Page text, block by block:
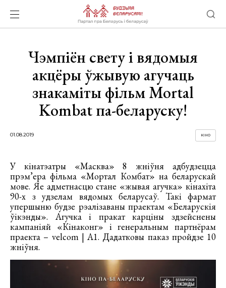
Чэмпіён свету і вядомыя
акцёры ўжывую агучаць
знакаміты фільм Mortal
Kombat па-беларуску!
01.08.2019 КІНО
У кінатэатры «Масква» 8 жніўня адбудзецца
прэм’ера фільма «Мортал Комбат» на беларускай
мове. Яе адметнасцю стане «жывая агучка» кінахіта
90-х з удзелам вядомых беларусаў. Такі фармат
упершыню будзе рэалізаваны праектам «Беларускія
ўікэнды». Агучка і пракат карціны здзейснены
кампаніяй «Кінаконг» і генеральным партнёрам
праекта – velcom | A1. Дадатковы паказ пройдзе 10
жніўня.